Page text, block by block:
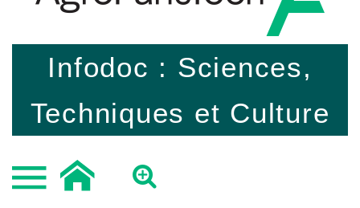
Infodoc : Sciences,
Techniques et Culture